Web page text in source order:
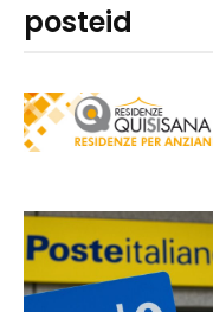
posteid